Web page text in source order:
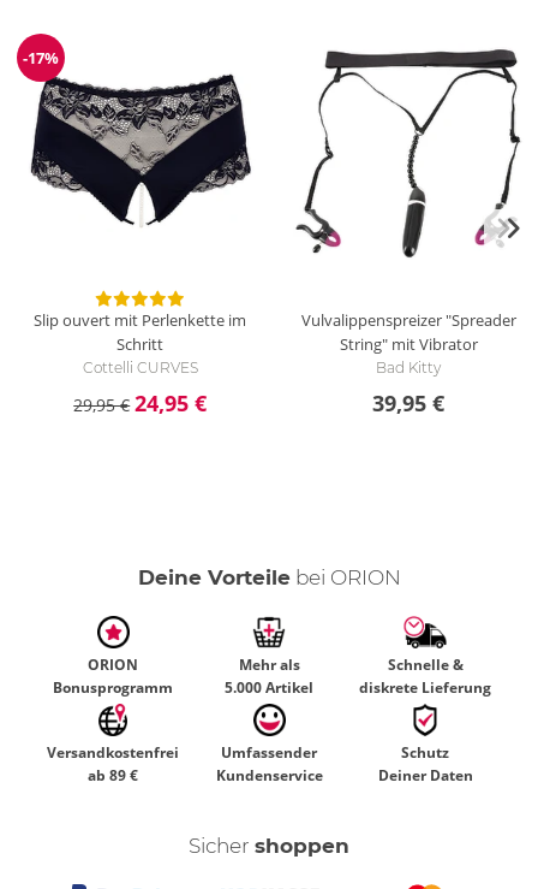
Reduzierung
-17%
Slip ouvert mit Perlenkette im
Schritt
Cottelli CURVES
29,95 € 24,95 €
Vulvalippenspreizer "Spreader
String" mit Vibrator
Bad Kitty
39,95 €
Deine Vorteilebei ORION
ORION
Bonusprogramm
Mehr als
5.000 Artikel
Schnelle &
diskrete Lieferung
Versandkostenfrei
ab 89 €
Umfassender
Kundenservice
Schutz
Deiner Daten
Sicher shoppen